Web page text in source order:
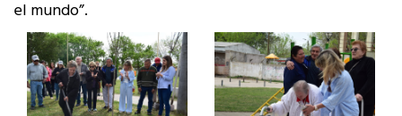
el mundo”.